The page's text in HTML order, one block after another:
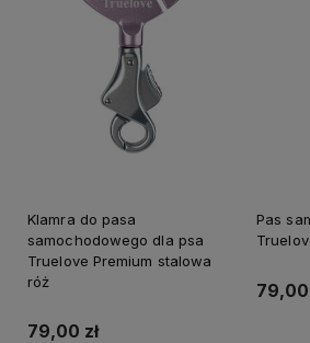
Klamra do pasa
samochodowego dla psa
Truelove Premium stalowa
róż
79,00 zł
Pas
79,00